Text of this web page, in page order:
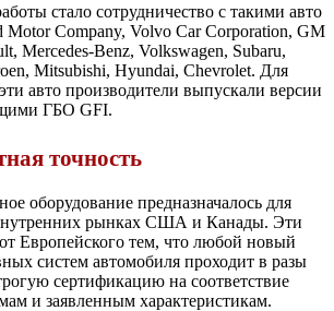
стало сотрудничество с такими авто
Motor Company, Volvo Car Corporation, GM
Mercedes-Benz, Volkswagen, Subaru,
Mitsubishi, Hyundai, Chevrolet. Для
авто производители выпускали версии
ГБО GFI.
точность
оборудование предназначалось для
рынках США и Канады. Эти
Европейского тем, что любой новый
систем автомобиля проходит в разы
сертификацию на соответствие
и заявленным характеристикам.